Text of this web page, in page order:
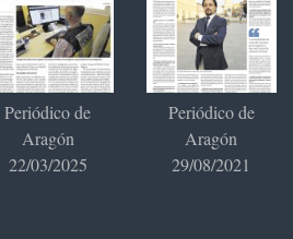
Periódico de
Aragón
22/03/2025
Periódico de
Aragón
29/08/2021